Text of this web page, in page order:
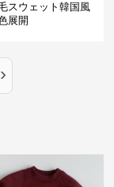
スウェット韓国風
展開
›